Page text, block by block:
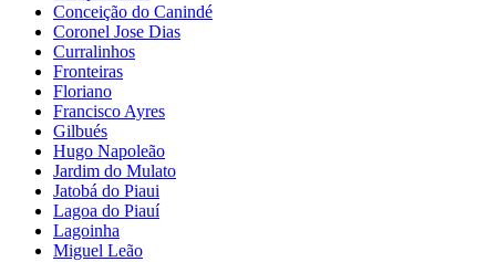
Conceição do Canindé
Coronel Jose Dias
Curralinhos
Fronteiras
Floriano
Francisco Ayres
Gilbués
Hugo Napoleão
Jardim do Mulato
Jatobá do Piaui
Lagoa do Piauí
Lagoinha
Miguel Leão